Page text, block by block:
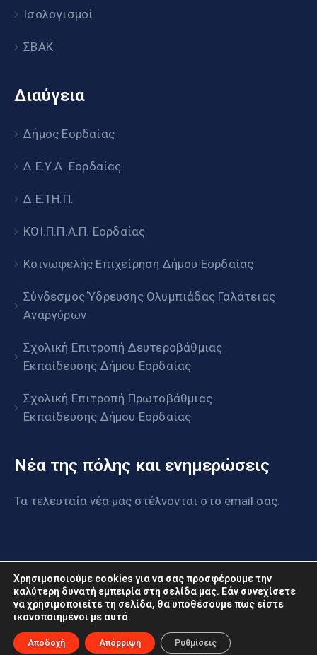
Ισολογισμοί
ΣΒΑΚ
Διαύγεια
Δήμος Εορδαίας
Δ.Ε.Υ.Α. Εορδαίας
Δ.Ε.ΤΗ.Π.
ΚΟΙ.Π.Π.Α.Π. Εορδαίας
Κοινωφελής Επιχείρηση Δήμου Εορδαίας
Σύνδεσμος Ύδρευσης Ολυμπιάδας Γαλάτειας
Αναργύρων
Σχολική Επιτροπή Δευτεροβάθμιας
Εκπαίδευσης Δήμου Εορδαίας
Σχολική Επιτροπή Πρωτοβάθμιας
Εκπαίδευσης Δήμου Εορδαίας
Νέα της πόλης και ενημερώσεις
Τα τελευταία νέα μας στέλνονται στο email σας.
www.eordaia.gov.gr © 2022. Με επιφύλαξη παντός
δικαιώματος
Χρησιμοποιούμε cookies για να σας προσφέρουμε την
καλύτερη δυνατή εμπειρία στη σελίδα μας. Εάν συνεχίσετε
να χρησιμοποιείτε τη σελίδα, θα υποθέσουμε πως είστε
ικανοποιημένοι με αυτό.
Αποδοχή Απόρριψη Ρυθμίσεις